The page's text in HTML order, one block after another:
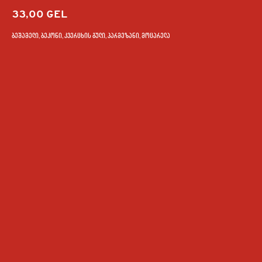
33,00 GEL
ბეშამელი, ბეკონი, კვერცხის გული, პარმეზანი, მოცარელა